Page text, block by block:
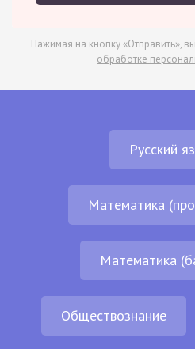
Нажимая на кнопку «Отправить»,
обработке
Русский
Математика
Математика
Обществознание